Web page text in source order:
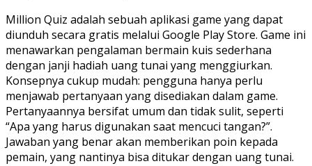
Million Quiz adalah sebuah aplikasi game yang dapat
diunduh secara gratis melalui Google Play Store. Game ini
menawarkan pengalaman bermain kuis sederhana
dengan janji hadiah uang tunai yang menggiurkan.
Konsepnya cukup mudah: pengguna hanya perlu
menjawab pertanyaan yang disediakan dalam game.
Pertanyaannya bersifat umum dan tidak sulit, seperti
“Apa yang harus digunakan saat mencuci tangan?”.
Jawaban yang benar akan memberikan poin kepada
pemain, yang nantinya bisa ditukar dengan uang tunai.